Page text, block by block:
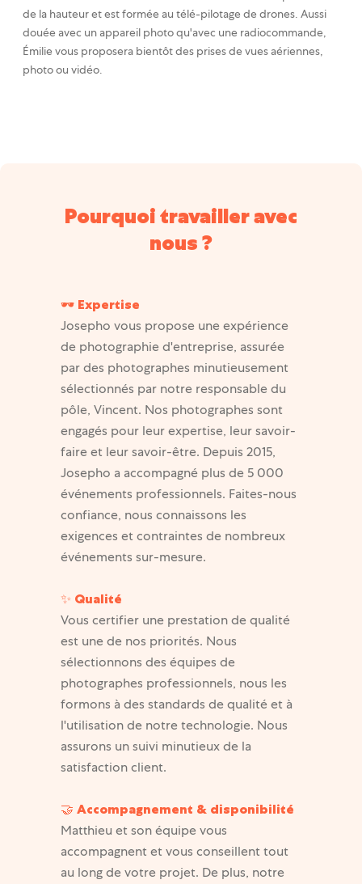
de la hauteur et est formée au télé-pilotage de drones. Aussi
douée avec un appareil photo qu'avec une radiocommande,
Émilie vous proposera bientôt des prises de vues aériennes,
photo ou vidéo.
Pourquoi travailler avec
nous ?
🕶️ Expertise
Josepho vous propose une expérience
de photographie d'entreprise, assurée
par des photographes minutieusement
sélectionnés par notre responsable du
pôle, Vincent. Nos photographes sont
engagés pour leur expertise, leur savoir-
faire et leur savoir-être. Depuis 2015,
Josepho a accompagné plus de 5 000
événements professionnels. Faites-nous
confiance, nous connaissons les
exigences et contraintes de nombreux
événements sur-mesure.
✨ Qualité
Vous certifier une prestation de qualité
est une de nos priorités. Nous
sélectionnons des équipes de
photographes professionnels, nous les
formons à des standards de qualité et à
l'utilisation de notre technologie. Nous
assurons un suivi minutieux de la
satisfaction client.
🤝 Accompagnement & disponibilité
Matthieu et son équipe vous
accompagnent et vous conseillent tout
au long de votre projet. De plus, notre